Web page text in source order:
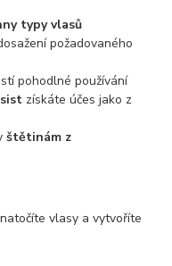
typy vlasů
požadovaného
pohodlné používání
získáte účes jako z
štětinám z
vlasy a vytvoříte